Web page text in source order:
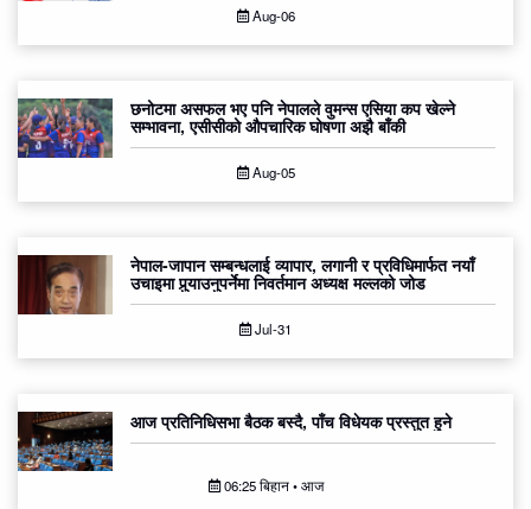
Aug-06
छनोटमा असफल भए पनि नेपालले वुमन्स एसिया कप खेल्ने
सम्भावना, एसीसीको औपचारिक घोषणा अझै बाँकी
Aug-05
नेपाल-जापान सम्बन्धलाई व्यापार, लगानी र प्रविधिमार्फत नयाँ
उचाइमा पुर्‍याउनुपर्नेमा निवर्तमान अध्यक्ष मल्लको जोड
Jul-31
आज प्रतिनिधिसभा बैठक बस्दै, पाँच विधेयक प्रस्तुत हुने
06:25 बिहान • आज